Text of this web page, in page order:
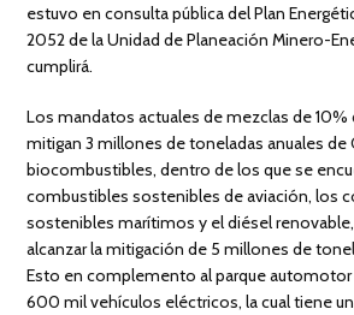
estuvo en consulta pública del Plan
2052 de la Unidad de Planeación Minero-
cumplirá.
Los mandatos actuales de mezclas de
mitigan 3 millones de toneladas anuales de
biocombustibles, dentro de los que se
combustibles sostenibles de aviación, los
sostenibles marítimos y el diésel
alcanzar la mitigación de 5 millones de
Esto en complemento al parque
600 mil vehículos eléctricos, la cual tiene